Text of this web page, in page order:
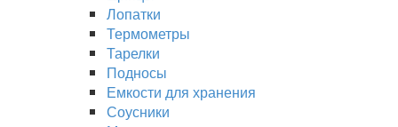
Лопатки
Термометры
Тарелки
Подносы
Емкости для хранения
Соусники